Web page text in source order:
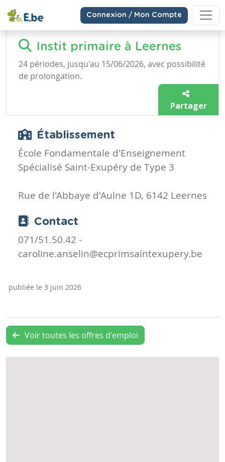
Connexion / Mon Compte
Instit primaire à Leernes
24 périodes, jusqu'au 15/06/2026, avec possibilité
de prolongation.
Partager
Établissement
École Fondamentale d'Enseignement
Spécialisé Saint-Exupéry de Type 3
Rue de l'Abbaye d'Aulne 1D, 6142 Leernes
Contact
071/51.50.42 -
caroline.anselin@ecprimsaintexupery.be
publiée le 3 juin 2026
Voir toutes les offres d'emploi